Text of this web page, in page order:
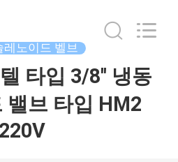
레노이드 벨브
타입 3/8'' 냉동
밸브 타입 HM2
220V